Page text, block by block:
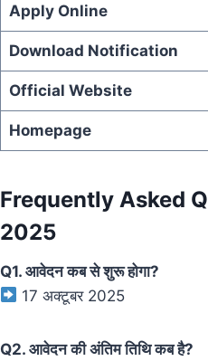
Apply Online
Download Notification
Official Website
Homepage
Frequently Asked
2025
Q1. आवेदन कब से शुरू होगा?
17 अक्टूबर 2025
Q2. आवेदन की अंतिम तिथि कब है?